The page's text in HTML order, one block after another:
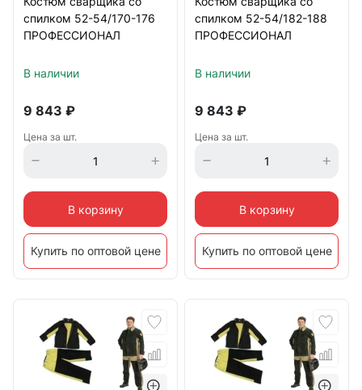
спилком 52-54/170-176
ПРОФЕССИОНАЛ
В наличии
9 843 ₽
Цена за шт.
В корзину
Купить по оптовой цене
спилком 52-54/182-188
ПРОФЕССИОНАЛ
В наличии
9 843 ₽
Цена за шт.
В корзину
Купить по оптовой цене